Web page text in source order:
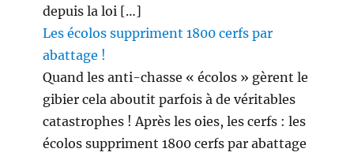
depuis la loi […]
Les écolos suppriment 1800 cerfs par
abattage !
Quand les anti-chasse « écolos » gèrent le
gibier cela aboutit parfois à de véritables
catastrophes ! Après les oies, les cerfs : les
écolos suppriment 1800 cerfs par abattage